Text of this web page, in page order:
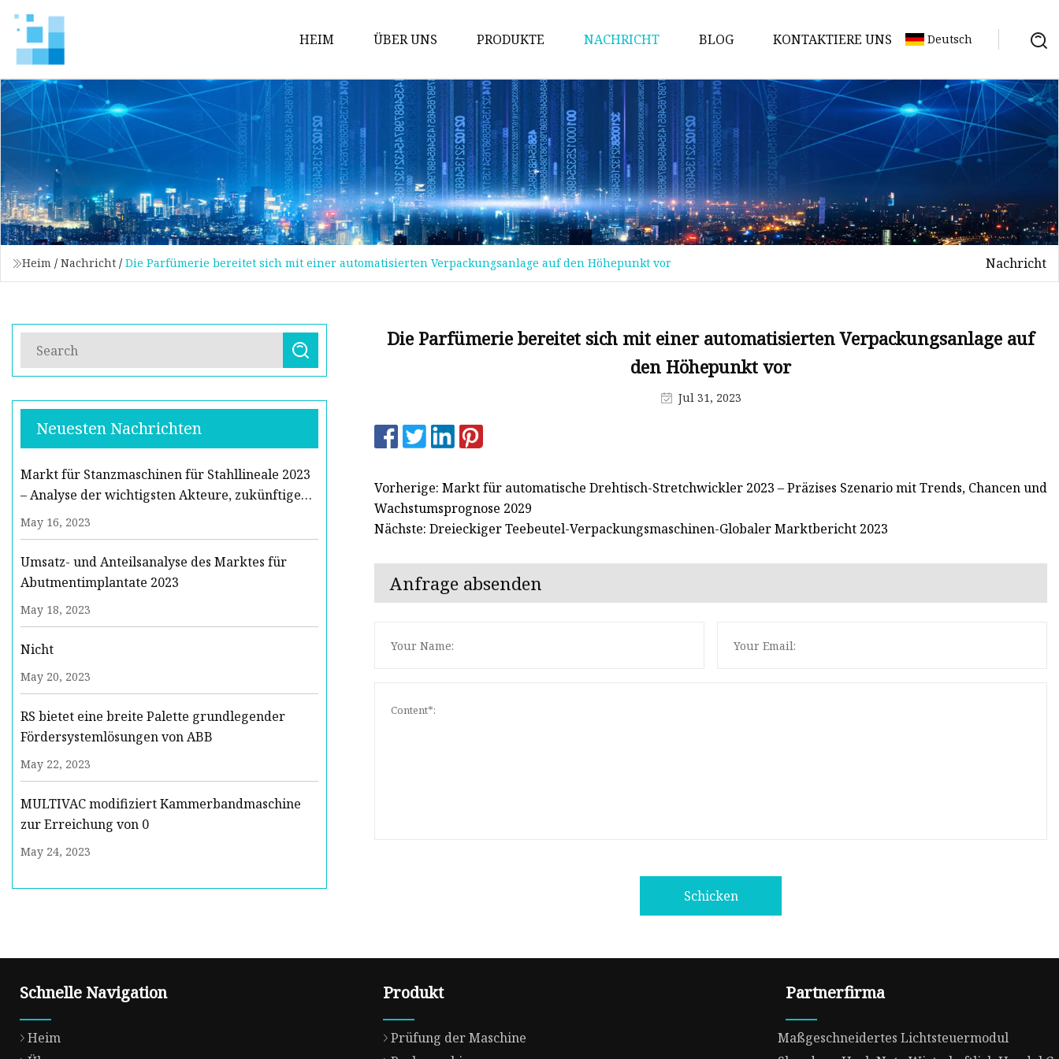
HEIM ÜBER UNS PRODUKTE
Prüfung der Maschine
Packmaschine
Schneidemaschine
Bronziermaschine
Stanzmaschine
Fördermaschine
Implantationsmaschine
Kinderbuchmaschine
Maskenproduktionsmaschine
NACHRICHT BLOG KONTAKTIERE UNS Deutsch
Heim / Nachricht / Die Parfümerie bereitet sich mit einer automatisierten Verpackungsanlage auf den Höhepunkt vor Nachricht
Neuesten Nachrichten
Markt für Stanzmaschinen für Stahllineale 2023
– Analyse der wichtigsten Akteure, zukünftige
Trends und Prognose 2029
May 16, 2023
Umsatz- und Anteilsanalyse des Marktes für
Abutmentimplantate 2023
May 18, 2023
Nicht
May 20, 2023
RS bietet eine breite Palette grundlegender
Fördersystemlösungen von ABB
May 22, 2023
MULTIVAC modifiziert Kammerbandmaschine
zur Erreichung von 0
May 24, 2023
Die Parfümerie bereitet sich mit einer automatisierten Verpackungsanlage auf
den Höhepunkt vor
Jul 31, 2023
Vorherige: Markt für automatische Drehtisch-Stretchwickler 2023 – Präzises Szenario mit Trends, Chancen und
Wachstumsprognose 2029
Nächste: Dreieckiger Teebeutel-Verpackungsmaschinen-Globaler Marktbericht 2023
Anfrage absenden
Schicken
Schnelle Navigation
Heim
Produkt
Prüfung der Maschine
Partnerfirma
Maßgeschneidertes Lichtsteuermodul